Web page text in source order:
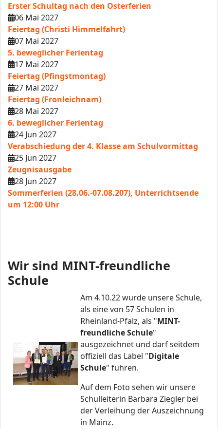
Erster Schultag nach den Osterferien
06 Mai 2027
Feiertag (Christi Himmelfahrt)
07 Mai 2027
5. beweglicher Ferientag
17 Mai 2027
Feiertag (Pfingstmontag)
27 Mai 2027
Feiertag (Fronleichnam)
28 Mai 2027
6. beweglicher Ferientag
24 Jun 2027
Verabschiedung der 4. Klasse am Schulvormittag
25 Jun 2027
Zeugnisausgabe
28 Jun 2027
Sommerferien (28.06.-07.08.207), Unterrichtsende
um 12:00 Uhr
Wir sind MINT-freundliche
Schule
Am 4.10.22 wurde unsere Schule,
als eine von 57 Schulen in
Rheinland-Pfalz, als "MINT-
freundliche Schule"
ausgezeichnet und darf seitdem
offiziell das Label "Digitale
Schule" führen.
Auf dem Foto sehen wir unsere
Schulleiterin Barbara Ziegler bei
der Verleihung der Auszeichnung
in Mainz.